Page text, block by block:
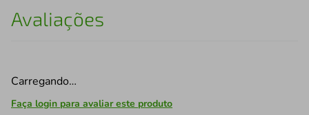
Avaliações
Carregando…
Faça login para avaliar este produto